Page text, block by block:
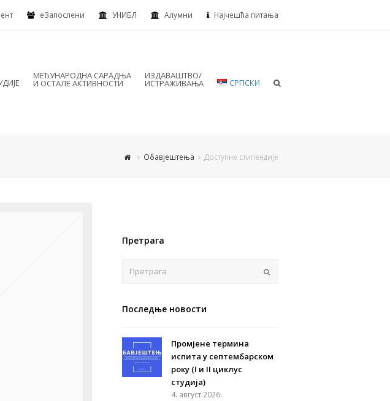
еЗапослени УНИБЛ Алумни Најчешћа питања
МЕЂУНАРОДНА САРАДЊА
И ОСТАЛЕ АКТИВНОСТИ
ИЗДАВАШТВО/
ИСТРАЖИВАЊА СРПСКИ
Обавјештења Доступне стипендије
Претрага
Последње новости
Промјене термина
испита у септембарском
року (I и II циклус
студија)
4. август 2026.